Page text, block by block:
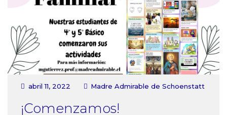
Convivencia Escolar
Comunidad
Documentos
Contactoabril 11, 2022 Madre Admirable de Schoenstatt
¡Comenzamos!